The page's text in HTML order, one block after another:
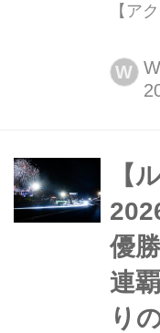
【ア
地時
アク
開催
ポリ
ンの
W
【
優
連
り